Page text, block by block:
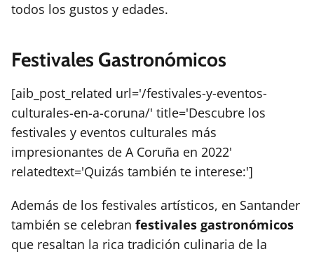
todos los gustos y edades.
Festivales Gastronómicos
[aib_post_related url='/festivales-y-eventos-
culturales-en-a-coruna/' title='Descubre los
festivales y eventos culturales más
impresionantes de A Coruña en 2022'
relatedtext='Quizás también te interese:']
Además de los festivales artísticos, en Santander
también se celebran festivales gastronómicos
que resaltan la rica tradición culinaria de la